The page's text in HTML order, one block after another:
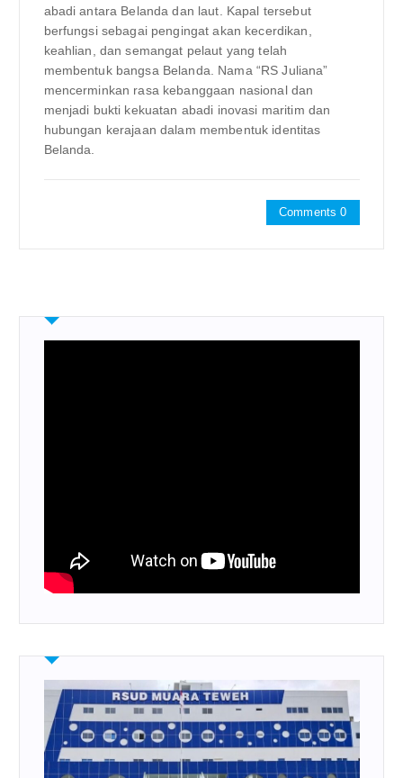
abadi antara Belanda dan laut. Kapal tersebut
berfungsi sebagai pengingat akan kecerdikan,
keahlian, dan semangat pelaut yang telah
membentuk bangsa Belanda. Nama “RS Juliana”
mencerminkan rasa kebanggaan nasional dan
menjadi bukti kekuatan abadi inovasi maritim dan
hubungan kerajaan dalam membentuk identitas
Belanda.
Comments 0